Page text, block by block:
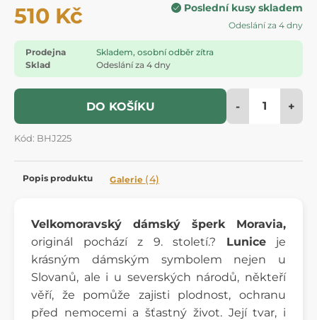
510 Kč Poslední kusy skladem
Odeslání za 4 dny
Prodejna
Skladem, osobní odběr zítra
Sklad
Odeslání za 4 dny
DO KOŠÍKU - +
Kód: BHJ225
Popis produktu Galerie (4)
Velkomoravský dámský šperk Moravia,
originál pocházíz 9. století.? Luniceje
krásným dámským symbolem nejen u
Slovanů, ale i u severských národů, někteří
věří, že pomůže zajisti plodnost, ochranu
před nemocemi a šťastný život. Její tvar, i